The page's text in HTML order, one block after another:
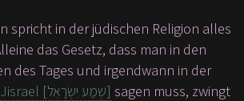
spricht in der jüdischen Religion alles
das Gesetz, dass man in den
des Tages und irgendwann in der
Schma Jisrael [שְׁמַע יִשְׂרָאֵל] sagen muss, zwingt